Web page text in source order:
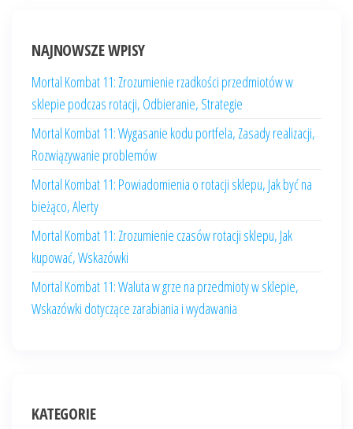
NAJNOWSZE WPISY
Mortal Kombat 11: Zrozumienie rzadkości przedmiotów w
sklepie podczas rotacji, Odbieranie, Strategie
Mortal Kombat 11: Wygasanie kodu portfela, Zasady realizacji,
Rozwiązywanie problemów
Mortal Kombat 11: Powiadomienia o rotacji sklepu, Jak być na
bieżąco, Alerty
Mortal Kombat 11: Zrozumienie czasów rotacji sklepu, Jak
kupować, Wskazówki
Mortal Kombat 11: Waluta w grze na przedmioty w sklepie,
Wskazówki dotyczące zarabiania i wydawania
KATEGORIE